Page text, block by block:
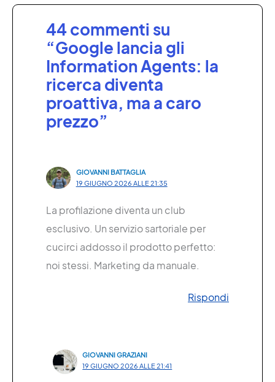
44 commenti su
“Google lancia gli
Information Agents: la
ricerca diventa
proattiva, ma a caro
prezzo”
GIOVANNI BATTAGLIA
19 GIUGNO 2026 ALLE 21:35
La profilazione diventa un club
esclusivo. Un servizio sartoriale per
cucirci addosso il prodotto perfetto:
noi stessi. Marketing da manuale.
Rispondi
GIOVANNI GRAZIANI
19 GIUGNO 2026 ALLE 21:41